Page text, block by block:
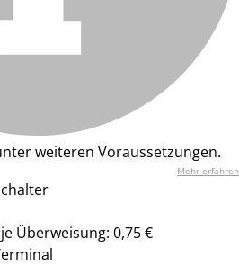
weiteren Voraussetzungen.
Mehr erfahren
Überweisung: 0,75 €